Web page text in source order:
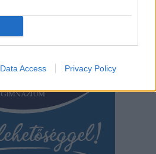
Data Access Privacy Policy